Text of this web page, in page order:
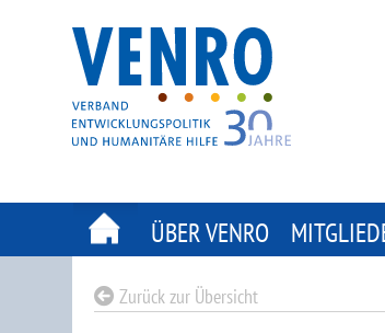
ÜBER VENRO
Zurück zur Übersicht